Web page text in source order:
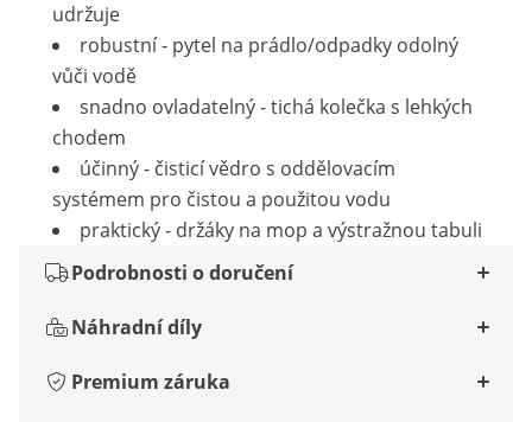
udržuje
robustní - pytel na prádlo/odpadky odolný
vůči vodě
snadno ovladatelný - tichá kolečka s lehkých
chodem
účinný - čisticí vědro s oddělovacím
systémem pro čistou a použitou vodu
praktický - držáky na mop a výstražnou tabuli
Podrobnosti o doručení
Náhradní díly
Premium záruka